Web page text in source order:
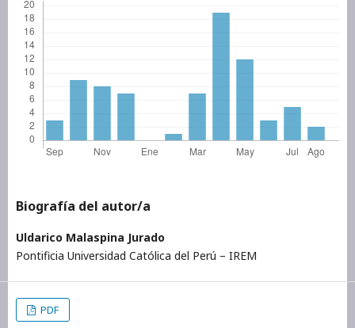
Biografía del autor/a
Uldarico Malaspina Jurado
Pontificia Universidad Católica del Perú – IREM
PDF